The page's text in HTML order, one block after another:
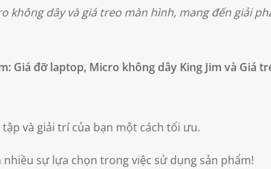
dây và giá treo màn hình, mang đến giải
Giá đỡ laptop, Micro không dây King Jim và Giá
và giải trí của bạn một cách tối ưu.
sự lựa chọn trong việc sử dụng sản phẩm!